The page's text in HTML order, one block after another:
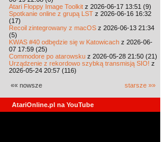
Atari Floppy Image Toolkit z 2026-06-17 13:51 (9)
Spotkanie online z grupą LST z 2026-06-16 16:32
(17)
Recoil zintegrowany z macOS z 2026-06-13 21:34
(5)
KWAS #40 odbędzie się w Katowicach z 2026-06-
07 17:59 (25)
Commodore po atarowsku z 2026-05-28 21:50 (21)
Urządzenie z rekordowo szybką transmisją SIO! z
2026-05-24 20:57 (116)
«« nowsze starsze »»
AtariOnline.pl na YouTube